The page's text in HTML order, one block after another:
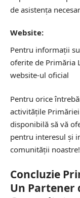
de asistența
Website:
Pentru informații
oferite de Primăria
website-ul oficial
Pentru orice
activitățile
disponibilă să vă
pentru interesul și
comunității noastre!
Concluzie
Un Partener